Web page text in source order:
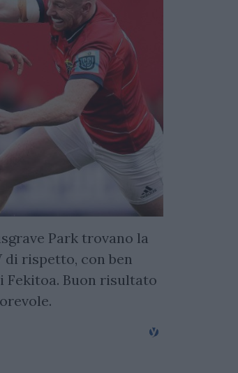
Park trovano la
di rispetto, con ben
Fekitoa. Buon risultato